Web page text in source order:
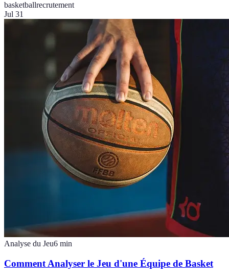
basketballrecrutement
Jul 31
Analyse du Jeu6 min
Comment Analyser le Jeu d'une Équipe de Basket